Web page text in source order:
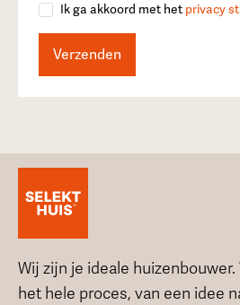
Ik ga akkoord met het privacy
Wij zijn je ideale
het hele proces, van een idee